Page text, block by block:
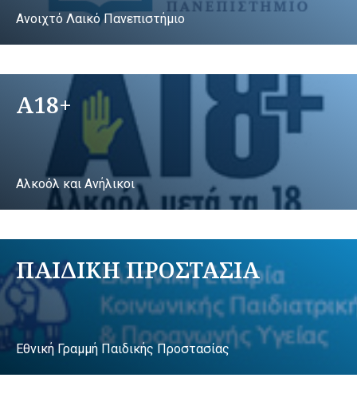
Ανοιχτό Λαικό Πανεπιστήμιο
A18+
Αλκοόλ και Ανήλικοι
ΠΑΙΔΙΚΗ ΠΡΟΣΤΑΣΙΑ
Εθνική Γραμμή Παιδικής Προστασίας